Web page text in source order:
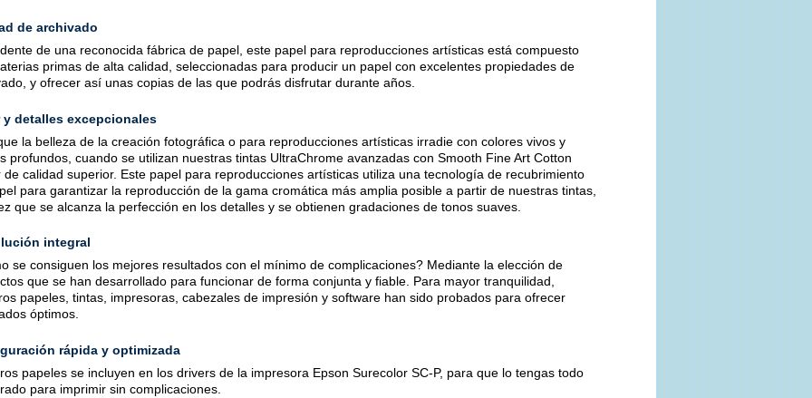
de archivado
de una reconocida fábrica de papel, este papel para reproducciones artísticas está compuesto
primas de alta calidad, seleccionadas para producir un papel con excelentes propiedades de
y ofrecer así unas copias de las que podrás disfrutar durante años.
y detalles excepcionales
la belleza de la creación fotográfica o para reproducciones artísticas irradie con colores vivos y
profundos, cuando se utilizan nuestras tintas UltraChrome avanzadas con Smooth Fine Art Cotton
de calidad superior. Este papel para reproducciones artísticas utiliza una tecnología de recubrimiento
para garantizar la reproducción de la gama cromática más amplia posible a partir de nuestras tintas,
que se alcanza la perfección en los detalles y se obtienen gradaciones de tonos suaves.
integral
se consiguen los mejores resultados con el mínimo de complicaciones? Mediante la elección de
que se han desarrollado para funcionar de forma conjunta y fiable. Para mayor tranquilidad,
papeles, tintas, impresoras, cabezales de impresión y software han sido probados para ofrecer
óptimos.
rápida y optimizada
papeles se incluyen en los drivers de la impresora Epson Surecolor SC-P, para que lo tengas todo
para imprimir sin complicaciones.